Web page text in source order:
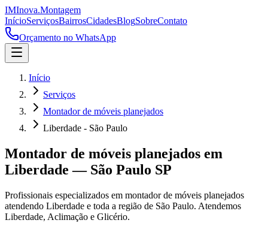
IMInova.Montagem
InícioServiçosBairrosCidadesBlogSobreContato
Orçamento no WhatsApp
Início
Serviços
Montador de móveis planejados
Liberdade - São Paulo
Montador de móveis planejados em
Liberdade — São Paulo SP
Profissionais especializados em montador de móveis planejados
atendendo Liberdade e toda a região de São Paulo. Atendemos
Liberdade, Aclimação e Glicério.